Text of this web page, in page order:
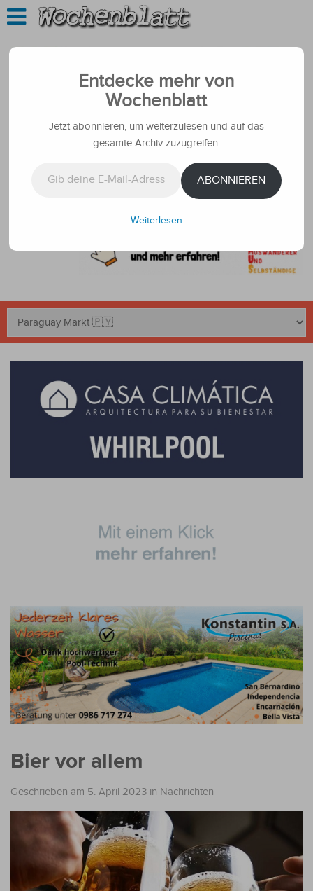
Bier vor allem
Geschrieben am 5. April 2023 in Nachrichten
Entdecke mehr von
Wochenblatt
Jetzt abonnieren, um weiterzulesen und auf das
gesamte Archiv zuzugreifen.
ABONNIEREN
Weiterlesen